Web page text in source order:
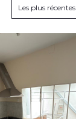
Les plus récentes